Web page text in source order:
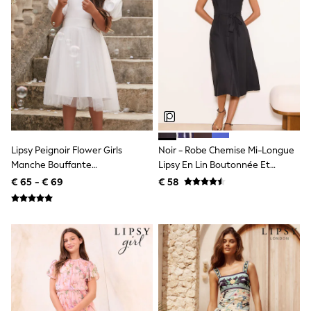
Knitwear
Trousers & Leggings
Sets & Outfits
Tops
Nightwear & Pyjamas
Jumpsuits & Playsuits
Shirts & Blouses
Swimwear
Sportswear
Multipacks
All Holiday Shop
Tops
Sandals & Sliders
Rash Vests
Sun Safe Swimwear
Sun Hats & Caps
Denim Jackets
Raincoats
Lipsy Peignoir Flower Girls
Manche Bouffante
Occasion211((b)
€ 65 - € 69
Noir - Robe Chemise Mi-Longue
Lipsy En Lin Boutonnée Et
Manches Courtes
€ 58